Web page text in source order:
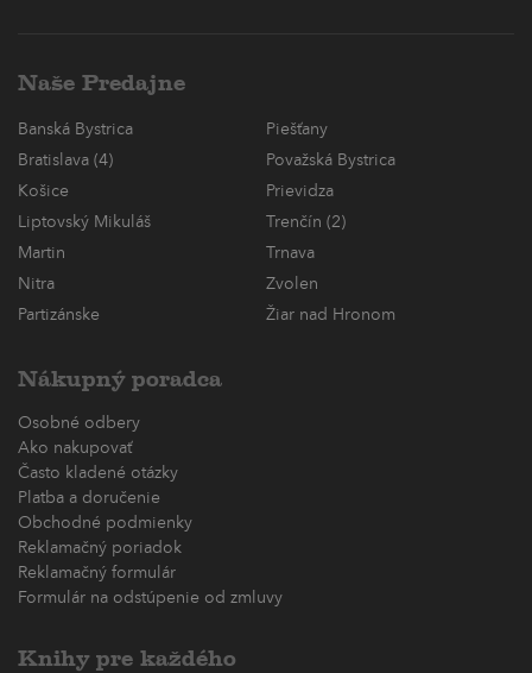
Naše Predajne
Banská Bystrica
Piešťany
Bratislava (4)
Považská Bystrica
Košice
Prievidza
Liptovský Mikuláš
Trenčín (2)
Martin
Trnava
Nitra
Zvolen
Partizánske
Žiar nad Hronom
Nákupný poradca
Osobné odbery
Ako nakupovať
Často kladené otázky
Platba a doručenie
Obchodné podmienky
Reklamačný poriadok
Reklamačný formulár
Formulár na odstúpenie od zmluvy
Knihy pre každého